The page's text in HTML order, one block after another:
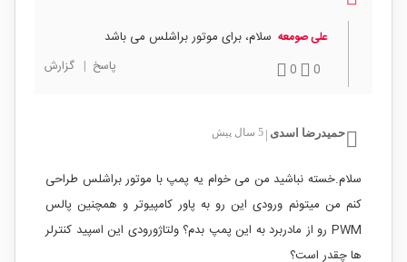
علی صومعه سلام، برای موتور براشلس می باشد
0
0 پاسخ | گزارش
حمیدرضا اسدی | 5 سال پیش
سلام.خسته نباشید من می خوام یه پمپ با موتور براشلس طراحی
کنم من میتونم ورودی این رو به پاور کامپیوتر و همچنین پالس
PWM رو از مادربرد به این پمپ بدم؟ ولتاژورودی این اسپید کنترلر
ها چقدر است؟